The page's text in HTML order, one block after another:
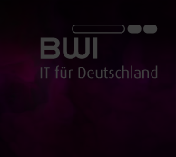
BWI GmbH